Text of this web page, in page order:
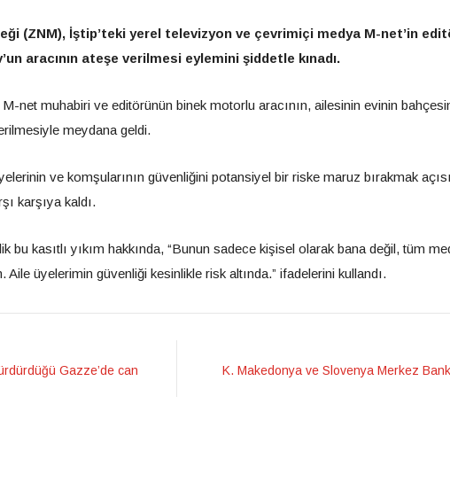
(ZNM), İştip’teki yerel televizyon ve çevrimiçi medya M-net’in
aracının ateşe verilmesi eylemini şiddetle kınadı.
net muhabiri ve editörünün binek motorlu aracının, ailesinin evinin
meydana geldi.
ve komşularının güvenliğini potansiyel bir riske maruz bırakmak
karşıya kaldı.
bu kasıtlı yıkım hakkında, “Bunun sadece kişisel olarak bana değil, tüm
üyelerimin güvenliği kesinlikle risk altında.” ifadelerini kullandı.
Gazze’de can
K. Makedonya ve Slovenya Merkez